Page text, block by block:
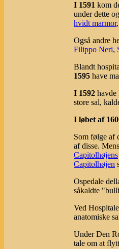
I 1591 kom
under dette
hvidt marmor
Også andre
Filippo Neri,
Blandt
1595 have
I 1592 havde
store sal,
I løbet af
Som følge af
af disse.
Capitolhøjens
Capitolhøjen
Ospedale
såkaldte
Ved
anatomiske
Under Den
tale om at